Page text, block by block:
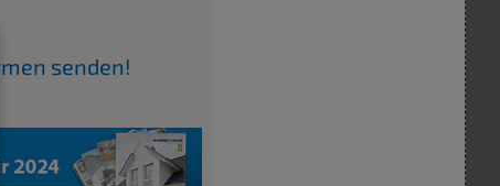
senden!